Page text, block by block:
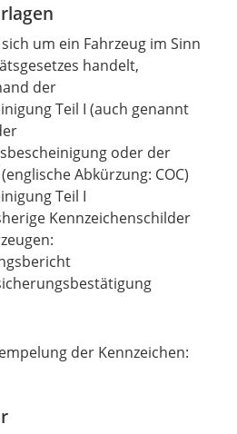
um ein Fahrzeug im Sinn
handelt,
der
Teil I (auch genannt
oder der
Abkürzung: COC)
Teil I
Kennzeichenschilder
der Kennzeichen: